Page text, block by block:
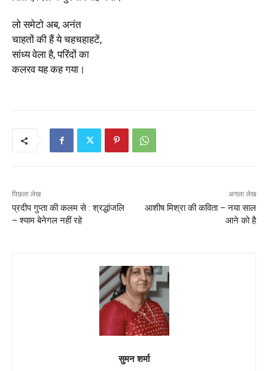
लो समेटो अब, अनंत
चाहतों की हैं ये चहचहाहटें,
सांध्य वेला है, परिंदों का
कलरव यह कह गया।
पिछला लेख
प्रदीप गुप्ता की कलम से : श्रद्धांजलि
– श्याम बेनेगल नहीं रहे
अगला लेख
आशीष मिश्रा की कविता – नया साल
आने को है
सुमन शर्मा